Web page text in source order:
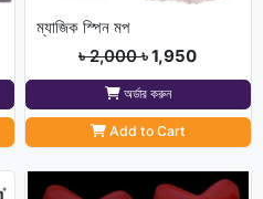
ম্যাজিক স্পিন মপ
৳ 2,000৳ 1,950
অর্ডার করুন
Add to Cart